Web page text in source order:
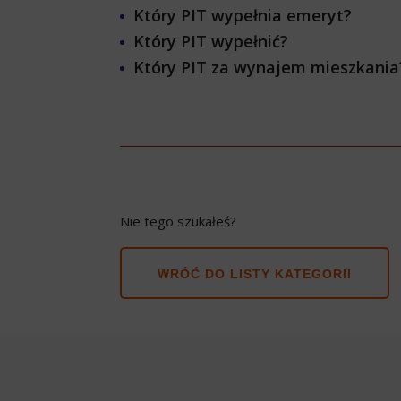
Który PIT wypełnia emeryt?
Który PIT wypełnić?
Który PIT za wynajem
Nie tego szukałeś?
WRÓĆ DO LISTY KATEGORII